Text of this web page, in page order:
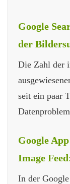
Google
der
Die Zahl der
seit ein paar
Google
Image
In der